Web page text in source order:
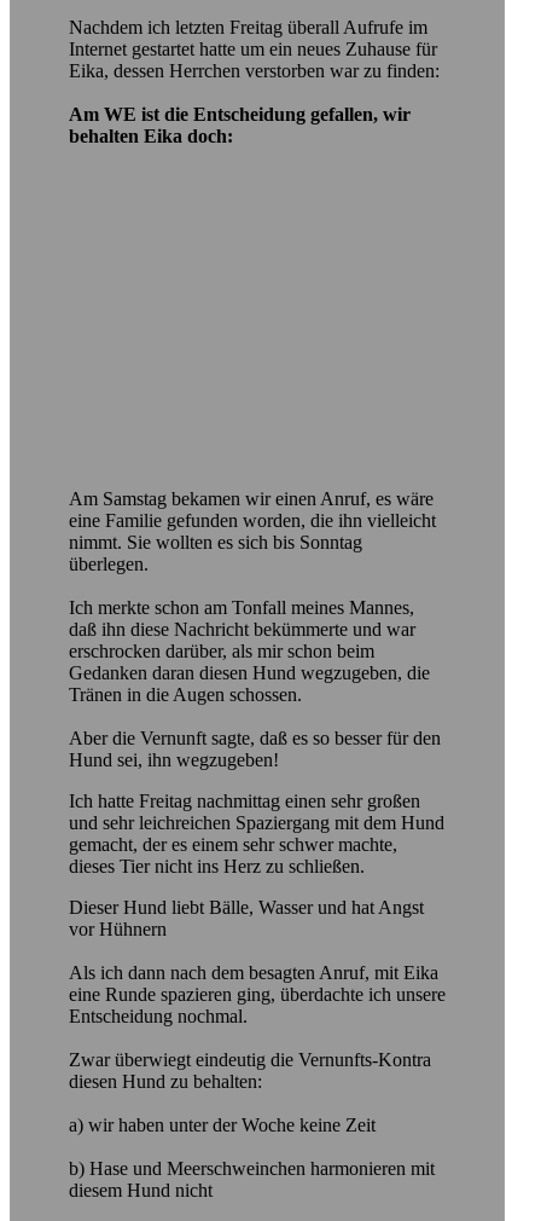
Nachdem ich letzten Freitag überall Aufrufe im
Internet gestartet hatte um ein neues Zuhause für
Eika, dessen Herrchen verstorben war zu finden:
Am WE ist die Entscheidung gefallen, wir
behalten Eika doch:
Am Samstag bekamen wir einen Anruf, es wäre
eine Familie gefunden worden, die ihn vielleicht
nimmt. Sie wollten es sich bis Sonntag
überlegen.
Ich merkte schon am Tonfall meines Mannes,
daß ihn diese Nachricht bekümmerte und war
erschrocken darüber, als mir schon beim
Gedanken daran diesen Hund wegzugeben, die
Tränen in die Augen schossen.
Aber die Vernunft sagte, daß es so besser für den
Hund sei, ihn wegzugeben!
Ich hatte Freitag nachmittag einen sehr großen
und sehr leichreichen Spaziergang mit dem Hund
gemacht, der es einem sehr schwer machte,
dieses Tier nicht ins Herz zu schließen.
Dieser Hund liebt Bälle, Wasser und hat Angst
vor Hühnern
Als ich dann nach dem besagten Anruf, mit Eika
eine Runde spazieren ging, überdachte ich unsere
Entscheidung nochmal.
Zwar überwiegt eindeutig die Vernunfts-Kontra
diesen Hund zu behalten:
a) wir haben unter der Woche keine Zeit
b) Hase und Meerschweinchen harmonieren mit
diesem Hund nicht